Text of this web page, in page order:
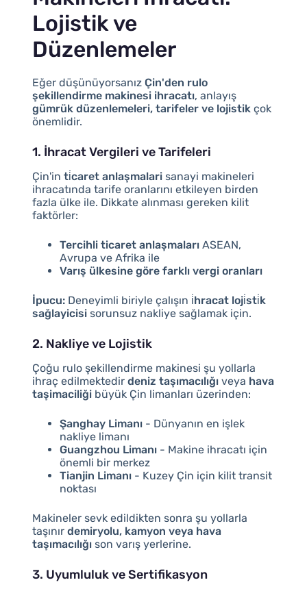
Lojistik ve
Düzenlemeler
Eğer düşünüyorsanız Çin'den rulo
şekillendirme makinesi ihracatı, anlayış
gümrük düzenlemeleri, tarifeler ve lojistik çok
önemlidir.
1. İhracat Vergileri ve Tarifeleri
Çin'in ti̇caret anlaşmalarisanayi makineleri
ihracatında tarife oranlarını etkileyen birden
fazla ülke ile. Dikkate alınması gereken kilit
faktörler:
Tercihli ticaret anlaşmalarıASEAN,
Avrupa ve Afrika ile
Varış ülkesine göre farklı vergi oranları
İpucu:Deneyimli biriyle çalışın i̇hracat loji̇sti̇k
sağlayicisisorunsuz nakliye sağlamak için.
2. Nakliye ve Lojistik
Çoğu rulo şekillendirme makinesi şu yollarla
ihraç edilmektedir deniz taşımacılığıveya hava
taşimaciliğibüyük Çin limanları üzerinden:
Şanghay Limanı- Dünyanın en işlek
nakliye limanı
Guangzhou Limanı- Makine ihracatı için
önemli bir merkez
Tianjin Limanı- Kuzey Çin için kilit transit
noktası
Makineler sevk edildikten sonra şu yollarla
taşınır demiryolu, kamyon veya hava
taşımacılığıson varış yerlerine.
3. Uyumluluk ve Sertifikasyon